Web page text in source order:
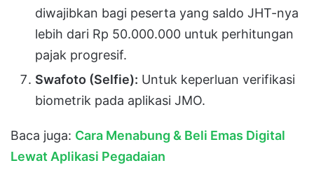
diwajibkan bagi peserta yang saldo JHT-nya
lebih dari Rp 50.000.000 untuk perhitungan
pajak progresif.
Swafoto (Selfie): Untuk keperluan verifikasi
biometrik pada aplikasi JMO.
Baca juga: Cara Menabung & Beli Emas Digital
Lewat Aplikasi Pegadaian